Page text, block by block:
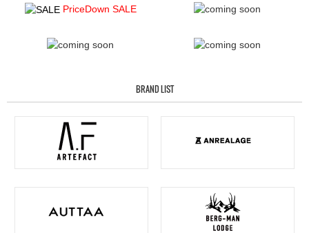
PriceDown SALE
BRAND LIST